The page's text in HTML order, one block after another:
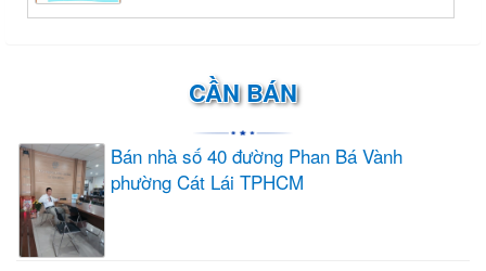
CẦN BÁN
Bán nhà số 40 đường Phan Bá Vành
phường Cát Lái TPHCM